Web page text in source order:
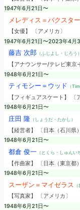
1947年6月21日〜
メレディス＝バクスター
【女優】 〔アメリカ〕
1947年6月21日〜2023年4月
藤吉 次郎（ふじよし・じろう）
【アナウンサー/テレビ東
1948年6月21日〜
ティモシー＝ウッド （
【フィギュアスケート】 〔
1948年6月21日〜
庄田 隆（しょうだ・たかし）
【経営者】 〔日本（石川県
1948年6月21日〜
都倉 俊一（とくら・しゅんい
【作曲家】 〔日本（東京都
1948年6月21日〜
スーザン＝マイゼラス
【写真家】 〔アメリカ〕
1948年6月21日〜